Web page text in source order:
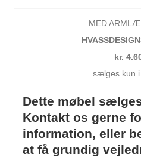
MED
kr.
sælges kun i
Dette møbel
Kontakt os gerne
information, eller
at få grundig